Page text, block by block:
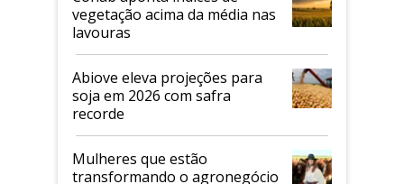
vegetação acima da média nas
lavouras
Abiove eleva projeções para
soja em 2026 com safra
recorde
Mulheres que estão
transformando o agronegócio